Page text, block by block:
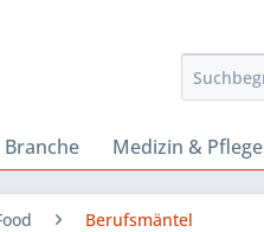
Medizin & Pflege
Berufsmäntel